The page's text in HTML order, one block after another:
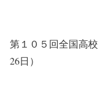
第１０５回全国高
26日）